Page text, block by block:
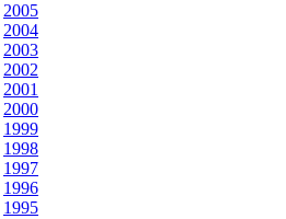
2005
2004
2003
2002
2001
2000
1999
1998
1997
1996
1995